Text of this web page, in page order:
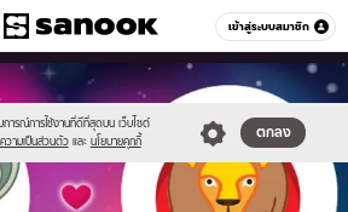
เข้าสู่ระบบสมาชิก
หมวดอื่นๆ
การณ์การใช้งานที่ดีที่สุดบน เว็บไซต์
วามเป็นส่วนตัว และ นโยบายคุกกี้
ตกลง
logo-
127857/ss.jpg